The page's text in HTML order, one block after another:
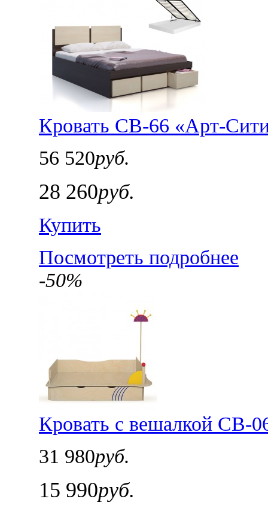
Кровать СВ-66 «Арт-
56 520руб.
28 260руб.
Купить
Посмотреть подробнее
-50%
Кровать с вешалкой СВ-
31 980руб.
15 990руб.